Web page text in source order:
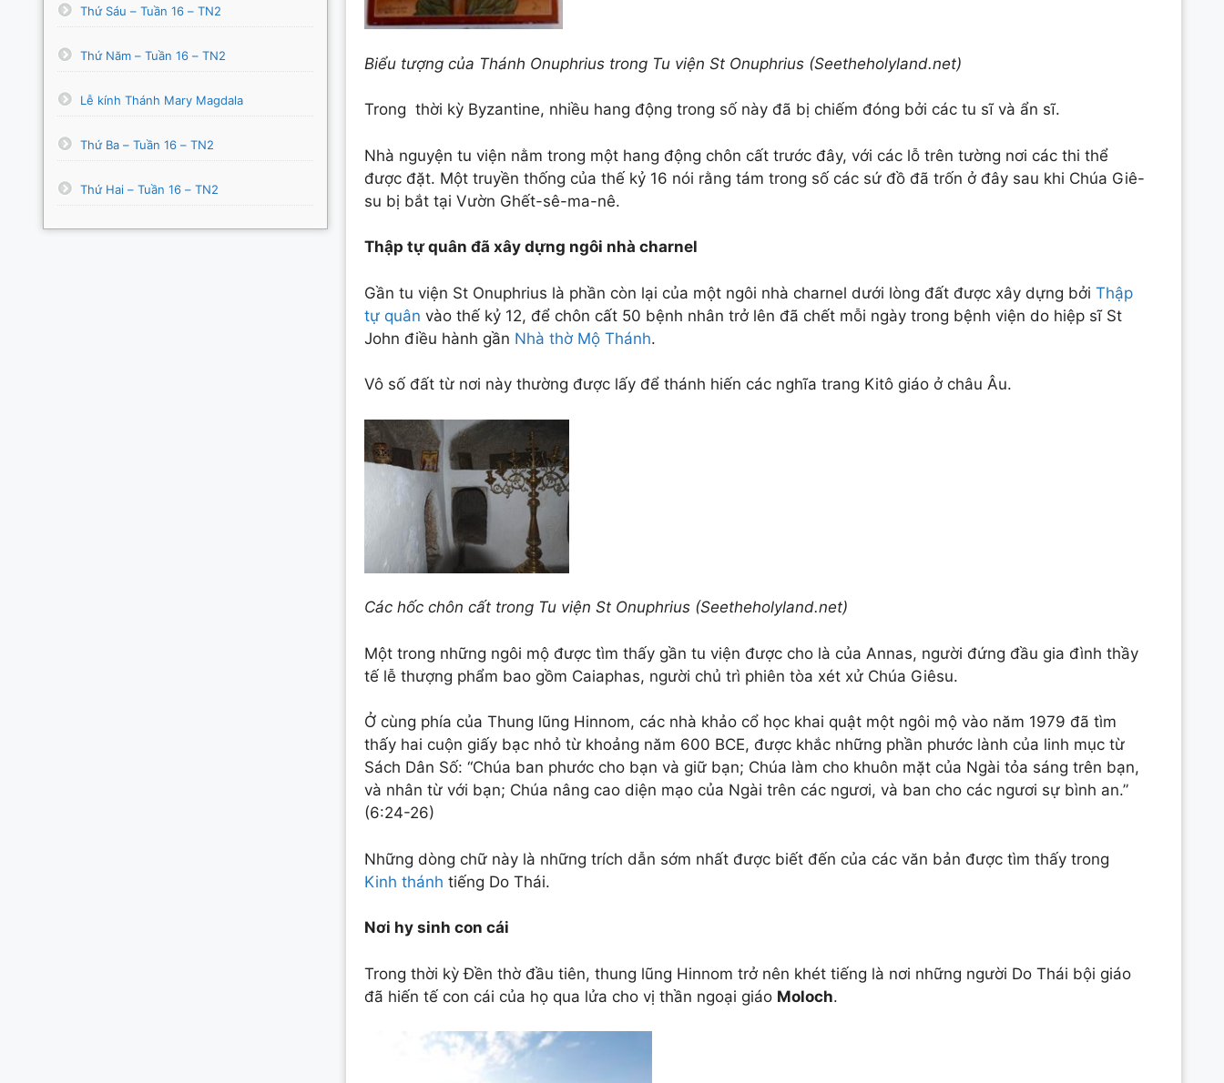
Biểu tượng của Thánh Onuphrius trong Tu viện St Onuphrius (Seetheholyland.net)
Trong thời kỳ Byzantine, nhiều hang động trong số này đã bị chiếm đóng bởi các tu sĩ và ẩn sĩ.
Nhà nguyện tu viện nằm trong một hang động chôn cất trước đây, với các lỗ trên tường nơi các thi thể
được đặt. Một truyền thống của thế kỷ 16 nói rằng tám trong số các sứ đồ đã trốn ở đây sau khi Chúa Giê-
su bị bắt tại Vườn Ghết-sê-ma-nê.
Thập tự quân đã xây dựng ngôi nhà charnel
Gần tu viện St Onuphrius là phần còn lại của một ngôi nhà charnel dưới lòng đất được xây dựng bởi Thập
tự quân vào thế kỷ 12, để chôn cất 50 bệnh nhân trở lên đã chết mỗi ngày trong bệnh viện do hiệp sĩ St
John điều hành gần Nhà thờ Mộ Thánh.
Vô số đất từ nơi này thường được lấy để thánh hiến các nghĩa trang Kitô giáo ở châu Âu.
Các hốc chôn cất trong Tu viện St Onuphrius (Seetheholyland.net)
Một trong những ngôi mộ được tìm thấy gần tu viện được cho là của Annas, người đứng đầu gia đình thầy
tế lễ thượng phẩm bao gồm Caiaphas, người chủ trì phiên tòa xét xử Chúa Giêsu.
Ở cùng phía của Thung lũng Hinnom, các nhà khảo cổ học khai quật một ngôi mộ vào năm 1979 đã tìm
thấy hai cuộn giấy bạc nhỏ từ khoảng năm 600 BCE, được khắc những phần phước lành của linh mục từ
Sách Dân Số: “Chúa ban phước cho bạn và giữ bạn; Chúa làm cho khuôn mặt của Ngài tỏa sáng trên bạn,
và nhân từ với bạn; Chúa nâng cao diện mạo của Ngài trên các ngươi, và ban cho các ngươi sự bình an.”
(6:24-26)
Những dòng chữ này là những trích dẫn sớm nhất được biết đến của các văn bản được tìm thấy trong
Kinh thánh tiếng Do Thái.
Nơi hy sinh con cái
Trong thời kỳ Đền thờ đầu tiên, thung lũng Hinnom trở nên khét tiếng là nơi những người Do Thái bội giáo
đã hiến tế con cái của họ qua lửa cho vị thần ngoại giáo Moloch.
Thứ Sáu – Tuần 16 – TN2
Thứ Năm – Tuần 16 – TN2
Lễ kính Thánh Mary Magdala
Thứ Ba – Tuần 16 – TN2
Thứ Hai – Tuần 16 – TN2